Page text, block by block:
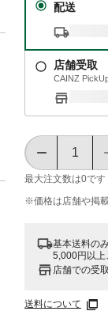
配送
店舗受取
CAINZ
最大注文数は0です
※価格は​店舗や​掲
基本送料の
5,000円以上
店舗での受
送料について